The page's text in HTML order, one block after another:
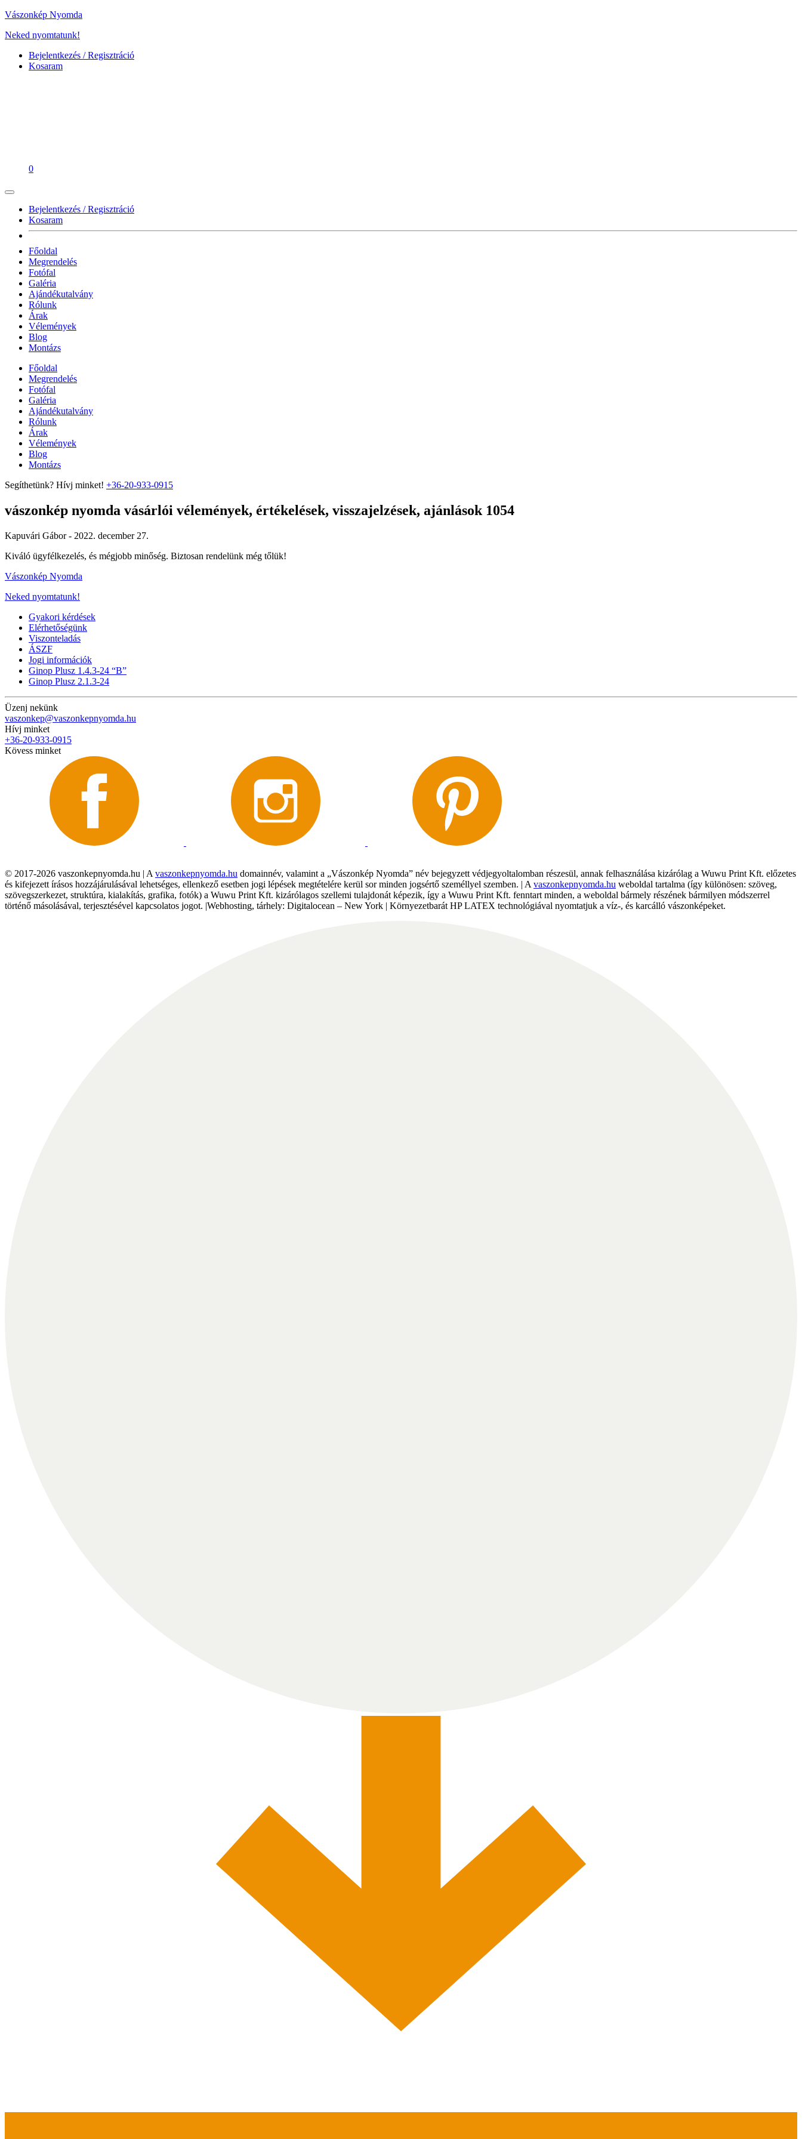
Vászonkép Nyomda
Neked nyomtatunk!
Bejelentkezés / Regisztráció
Kosaram
0
Bejelentkezés / Regisztráció
Kosaram
Főoldal
Megrendelés
Fotófal
Galéria
Ajándékutalvány
Rólunk
Árak
Vélemények
Blog
Montázs
Főoldal
Megrendelés
Fotófal
Galéria
Ajándékutalvány
Rólunk
Árak
Vélemények
Blog
Montázs
Segíthetünk? Hívj minket! +36-20-933-0915
vászonkép nyomda vásárlói vélemények, értékelések, visszajelzések, ajánlások 1054
Kapuvári Gábor - 2022. december 27.
Kiváló ügyfélkezelés, és mégjobb minőség. Biztosan rendelünk még tőlük!
Vászonkép Nyomda
Neked nyomtatunk!
Gyakori kérdések
Elérhetőségünk
Viszonteladás
ÁSZF
Jogi információk
Ginop Plusz 1.4.3-24 “B”
Ginop Plusz 2.1.3-24
Üzenj nekünk
vaszonkep@vaszonkepnyomda.hu
Hívj minket
+36-20-933-0915
Kövess minket
© 2017-2026 vaszonkepnyomda.hu | A vaszonkepnyomda.hu domainnév, valamint a „Vászonkép Nyomda” név bejegyzett védjegyoltalomban részesül, annak felhasználása kizárólag a Wuwu Print Kft. előzetes
és kifejezett írásos hozzájárulásával lehetséges, ellenkező esetben jogi lépések megtételére kerül sor minden jogsértő személlyel szemben. | A vaszonkepnyomda.hu weboldal tartalma (így különösen: szöveg,
szövegszerkezet, struktúra, kialakítás, grafika, fotók) a Wuwu Print Kft. kizárólagos szellemi tulajdonát képezik, így a Wuwu Print Kft. fenntart minden, a weboldal bármely részének bármilyen módszerrel
történő másolásával, terjesztésével kapcsolatos jogot. |Webhosting, tárhely: Digitalocean – New York | Környezetbarát HP LATEX technológiával nyomtatjuk a víz-, és karcálló vászonképeket.